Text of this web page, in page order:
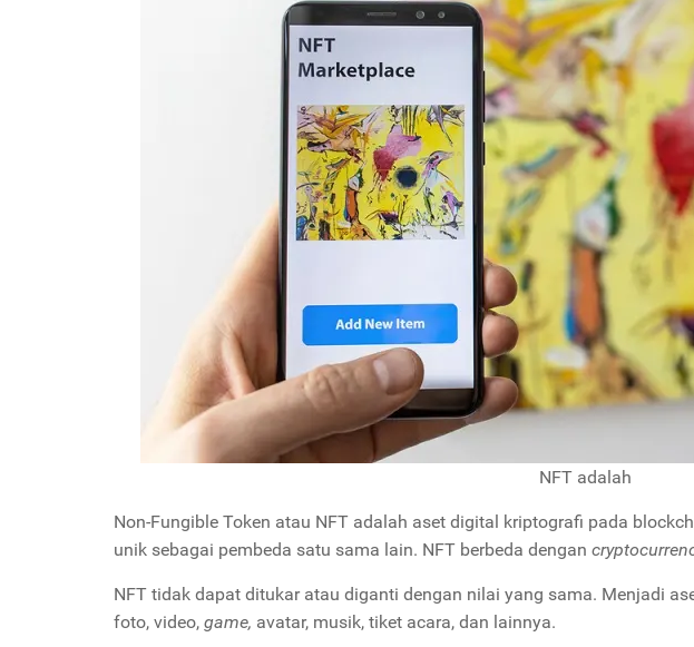
NFT adalah
Non-Fungible Token atau NFT adalah aset digital kriptografi pada
unik sebagai pembeda satu sama lain. NFT berbeda dengan
NFT tidak dapat ditukar atau diganti dengan nilai yang sama. Menjadi
foto, video, game, avatar, musik, tiket acara, dan lainnya.